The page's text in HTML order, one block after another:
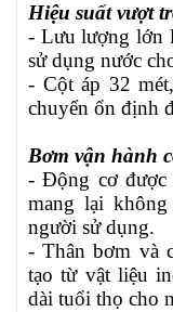
Hiệu suất vượt
- Lưu lượng lớn
sử dụng nước
- Cột áp 32
chuyển ổn định
Bơm vận hành
- Động cơ được
mang lại
người sử dụng.
- Thân bơm và
tạo từ vật liệu
dài tuổi thọ cho